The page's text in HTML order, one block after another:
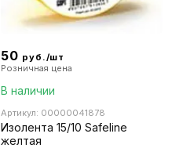
50 руб./шт
Розничная цена
В наличии
Артикул: 00000041878
Изолента 15/10 Safeline
желтая